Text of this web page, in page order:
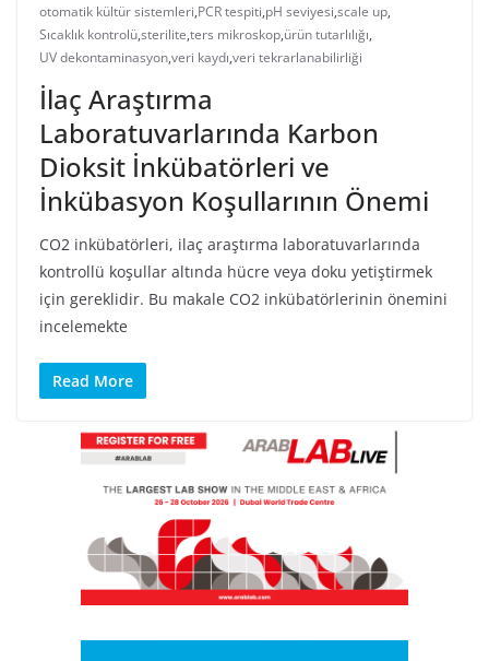
otomatik kültür sistemleri,PCR tespiti,pH seviyesi,scale up,
Sıcaklık kontrolü,sterilite,ters mikroskop,ürün tutarlılığı,
UV dekontaminasyon,veri kaydı,veri tekrarlanabilirliği
İlaç Araştırma
Laboratuvarlarında Karbon
Dioksit İnkübatörleri ve
İnkübasyon Koşullarının Önemi
CO2 inkübatörleri, ilaç araştırma laboratuvarlarında
kontrollü koşullar altında hücre veya doku yetiştirmek
için gereklidir. Bu makale CO2 inkübatörlerinin önemini
incelemekte
Read More